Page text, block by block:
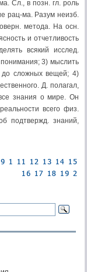
Сл., в позн. гл. роль
рац-ма. Разум неизб.
метода. На осн.
и отчетливость
всякий исслед.
понимания; 3) мыслить
до сложных вещей; 4)
Д. полагал,
знания о мире. Он
всего физ.
подтвержд. знаний,